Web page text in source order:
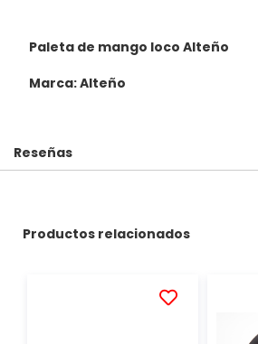
Paleta de mango loco Alteño
Marca: Alteño
Reseñas
Productos relacionados